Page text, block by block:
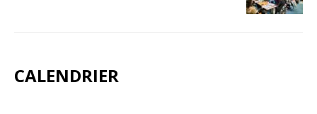
CALENDRIER